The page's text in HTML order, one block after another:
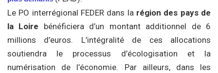
Le PO interrégional FEDER dans la région des pays de
la Loire bénéficiera d’un montant additionnel de 6
millions d’euros. L’intégralité de ces allocations
soutiendra le processus d’écologisation et la
numérisation de l’économie. Par ailleurs, dans les